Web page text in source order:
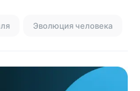
Эволюция человека